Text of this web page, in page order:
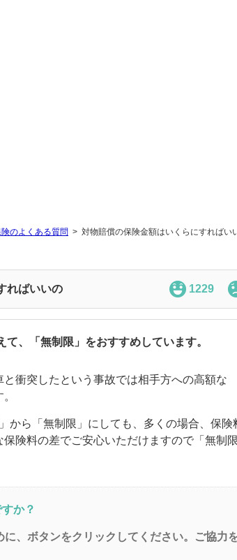
のよくある質問 対物賠償の保険金額はいくらにすればい
ればいいの 1229
、「無制限」をおすすめしています。
衝突したという事故では相手方への高額な
から「無制限」にしても、多くの場合、保険
険料の差でご安心いただけますので「無制限
か？
、ボタンをクリックしてください。ご協力